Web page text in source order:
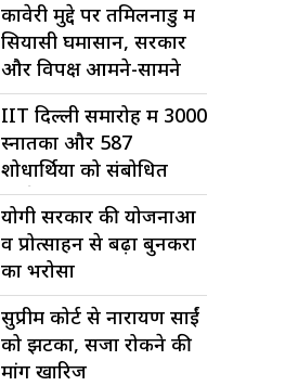
कावेरी मुद्दे पर तमिलनाडु में
सियासी घमासान, सरकार
और विपक्ष आमने-सामने
IIT दिल्ली समारोह में 3000
स्नातकों और 587
शोधार्थियों को संबोधित
करेंगे मोदी
योगी सरकार की योजनाओं
व प्रोत्साहन से बढ़ा बुनकरों
का भरोसा
सुप्रीम कोर्ट से नारायण साईं
को झटका, सजा रोकने की
मांग खारिज